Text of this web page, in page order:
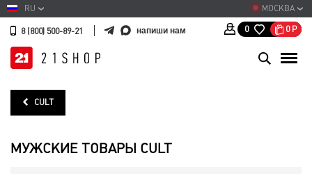
МОСКВА
RU
8 (800) 500-89-21 напиши нам 0 0 Р
CULT
МУЖСКИЕ ТОВАРЫ CULT